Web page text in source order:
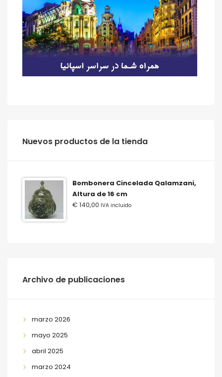
‫‪Nuevos‬‬ ‫‪productos‬‬ ‫‪de‬‬ ‫‪la‬‬ ‫‪tienda‬‬
Bombonera Cincelada Qalamzani,
Altura de 16 cm
€ 140,00 IVA incluido
Archivo de publicaciones
marzo 2026
mayo 2025
abril 2025
marzo 2024